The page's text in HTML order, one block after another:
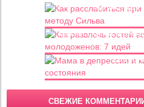
по методу
Как развлечь
фотосессии
Мама в депрессии и
СВЕЖИЕ